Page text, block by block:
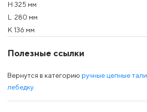
H 325 мм
L
280 мм
K 136 мм
Полезные ссылки
Вернутся в категорию ручные цепные тали
лебедку.